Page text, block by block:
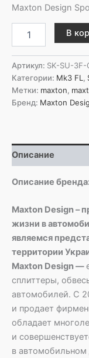
Maxton Design
товара
Design
Накладка
на
спойлер
V.2
Liftback
Mk3
/
Mk3
В
Артикул: SK-SU-3F-
Категории: Mk3 FL,
Метки: maxton,
Бренд: Maxton
Описание
Описание
Maxton Design –
жизни в
являемся
территории
Maxton Design —
сплиттеры,
автомобилей. С
и продает
обладает
и
в автомобильном